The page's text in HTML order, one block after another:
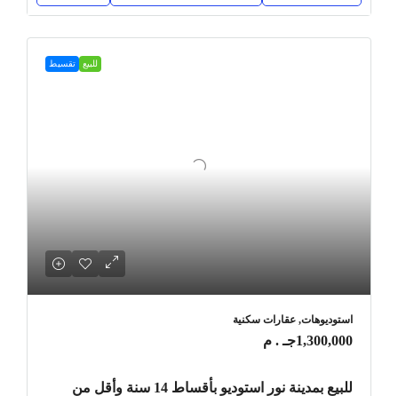
للبيع تقسيط
استوديوهات, عقارات سكنية
1,300,000جـ . م
للبيع بمدينة نور استوديو بأقساط 14 سنة وأقل من